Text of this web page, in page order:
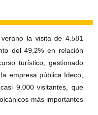
la visita de 4.581
del 49,2% en relación
turístico, gestionado
empresa pública Ideco,
9.000 visitantes, que
más importantes